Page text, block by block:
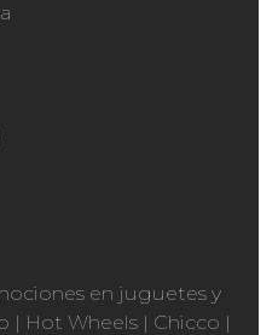
en juguetes y
| Hot Wheels | Chicco |